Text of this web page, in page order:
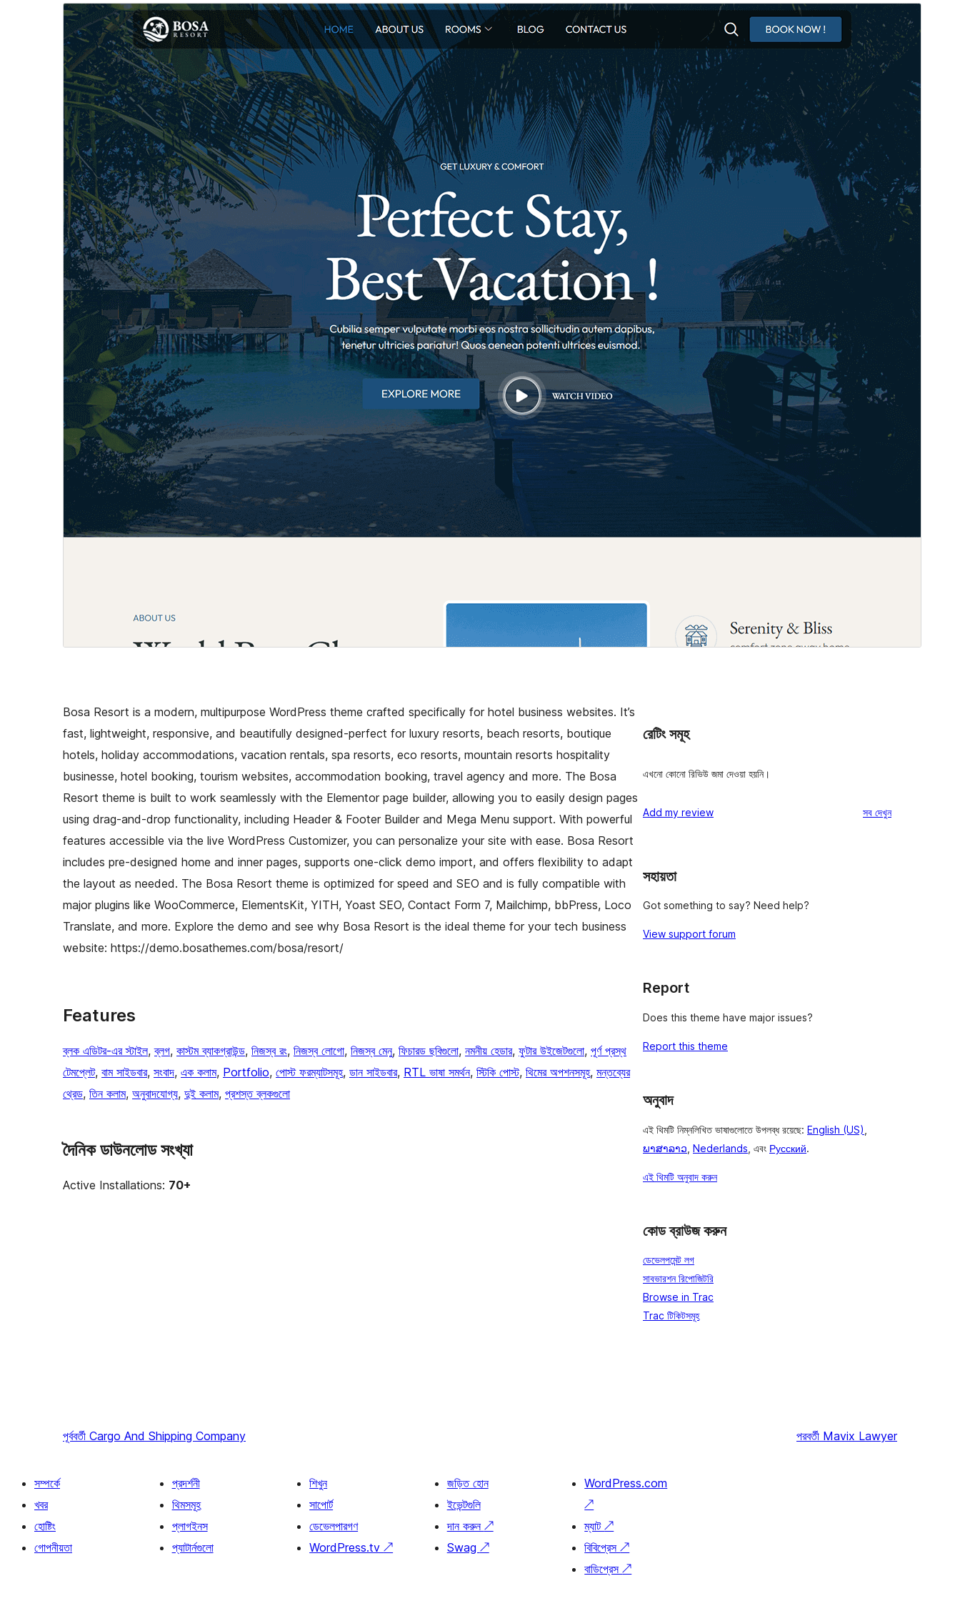
PreviewDownload
Version
1.0.2
সর্বশেষ হালনাগাদ
জুলাই 8, 2026
সক্রিয় ইনস্টলেশনসমূহ
70+
ওয়ার্ডপ্রেস সংস্করণ
পিএইচপি সংস্করণ
5.6
থিম হোমপেজ
Bosa Resort is a modern, multipurpose WordPress theme crafted specifically for hotel business websites. It’s
fast, lightweight, responsive, and beautifully designed-perfect for luxury resorts, beach resorts, boutique
hotels, holiday accommodations, vacation rentals, spa resorts, eco resorts, mountain resorts hospitality
businesse, hotel booking, tourism websites, accommodation booking, travel agency and more. The Bosa
Resort theme is built to work seamlessly with the Elementor page builder, allowing you to easily design pages
using drag-and-drop functionality, including Header & Footer Builder and Mega Menu support. With powerful
features accessible via the live WordPress Customizer, you can personalize your site with ease. Bosa Resort
includes pre-designed home and inner pages, supports one-click demo import, and offers flexibility to adapt
the layout as needed. The Bosa Resort theme is optimized for speed and SEO and is fully compatible with
major plugins like WooCommerce, ElementsKit, YITH, Yoast SEO, Contact Form 7, Mailchimp, bbPress, Loco
Translate, and more. Explore the demo and see why Bosa Resort is the ideal theme for your tech business
website: https://demo.bosathemes.com/bosa/resort/
Features
ব্লক এডিটর-এর স্টাইল, ব্লগ, কাস্টম ব্যাকগ্রাউন্ড, নিজস্ব রং, নিজস্ব লোগো, নিজস্ব মেনু, ফিচারড ছবিগুলো, নমনীয় হেডার, ফুটার উইজেটগুলো, পূর্ণ প্রস্থ
টেমপ্লেট, বাম সাইডবার, সংবাদ, এক কলাম, Portfolio, পোস্ট ফরম্যাটসমূহ, ডান সাইডবার, RTL ভাষা সমর্থন, স্টিকি পোস্ট, থিমের অপশনসমূহ, মন্তব্যের
থ্রেড, তিন কলাম, অনুবাদযোগ্য, দুই কলাম, প্রশস্ত ব্লকগুলো
দৈনিক ডাউনলোড সংখ্যা
Active Installations: 70+
রেটিং সমূহ
এখনো কোনো রিভিউ জমা দেওয়া হয়নি।
Add my review সবরিভিউ
দেখুন
সহায়তা
Got something to say? Need help?
View support forum
Report
Does this theme have major issues?
Report this theme
অনুবাদ
এই থিমটি নিম্নলিখিত ভাষাগুলোতে উপলব্ধ রয়েছে: English (US)
ພາສາລາວ Nederlands , এবং Русский.
এই থিমটি অনুবাদ করুন
কোড ব্রাউজ করুন
ডেভেলপমেন্ট লগ
সাবভারশন রিপোজিটরি
Browse in Trac
Trac টিকিটসমূহ
পূর্ববর্তী Cargo And Shipping Company পরবর্তী Mavix Lawyer
সম্পর্কে
খবর
হোষ্টিং
গোপনীয়তা
প্রদর্শনী
থিমসমূহ
প্লাগইনস
প্যাটার্নগুলো
শিখুন
সাপোর্ট
ডেভেলপারগণ
WordPress.tv↗
জড়িত হোন
ইভেন্টগুলি
দান করুন ↗
Swag ↗
WordPress.com
↗
ম্যাট↗
বিবিপ্রেস↗
বাডিপ্রেস↗